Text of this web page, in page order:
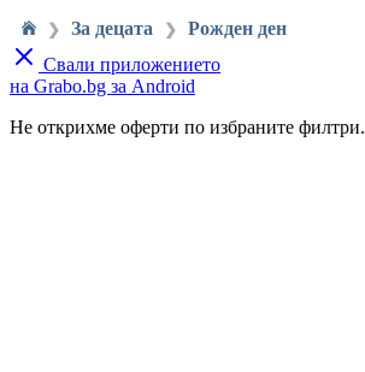
❯ За децата ❯
Рожден ден
Свали приложението
на Grabo.bg за Android
Не открихме оферти по избраните филтри.